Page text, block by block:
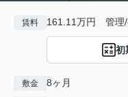
賃料 161.11万円 管理/
初
敷金 8ヶ月